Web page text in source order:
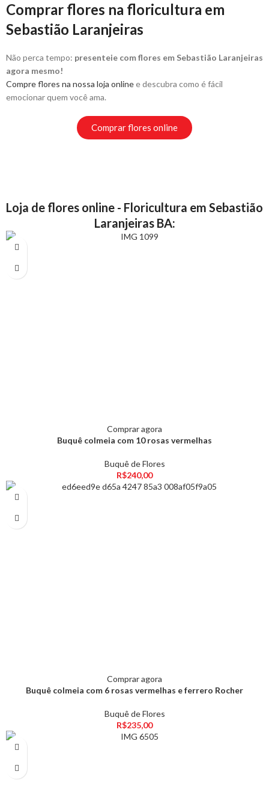
Comprar flores na floricultura em
Sebastião Laranjeiras
Não perca tempo: presenteie com flores em Sebastião Laranjeiras
agora mesmo!
Compre flores na nossa loja onlinee descubra como é fácil
emocionar quem você ama.
Comprar flores online
Loja de flores online - Floricultura em Sebastião
Laranjeiras BA:
Comprar agora
Buquê colmeia com 10 rosas vermelhas
Buquê de Flores
R$240,00
Comprar agora
Buquê colmeia com 6 rosas vermelhas e ferrero Rocher
Buquê de Flores
R$235,00